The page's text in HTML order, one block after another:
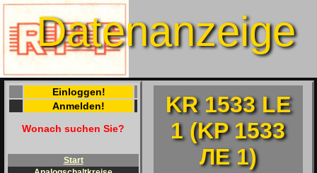
Datenanzeige
Einloggen!
Anmelden!
Wonach suchen Sie?
Start
KR 1533 LE
1 (KP 1533
ЛE 1)